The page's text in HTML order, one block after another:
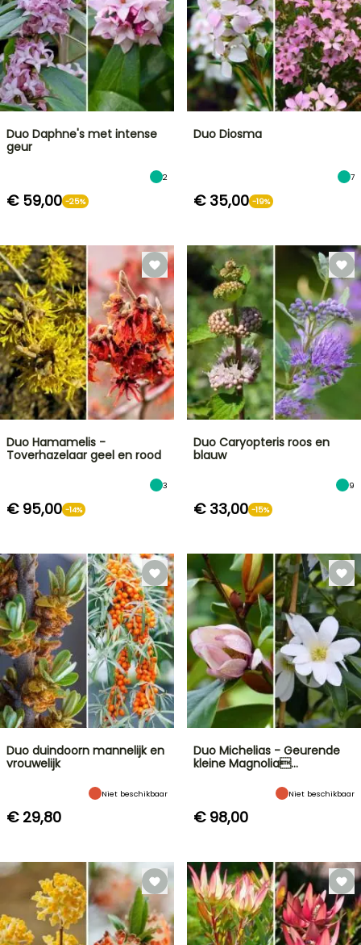
Duo Daphne's met intense
geur
2
€ 59,00 -25%
Duo Diosma
7
€ 35,00 -19%
Duo Hamamelis -
Toverhazelaar geel en rood
3
€ 95,00 -14%
Duo Caryopteris roos en
blauw
9
€ 33,00 -15%
Duo duindoorn mannelijk en
vrouwelijk
Niet beschikbaar
€ 29,80
Duo Michelias - Geurende
kleine Magnolia…
Niet beschikbaar
€ 98,00